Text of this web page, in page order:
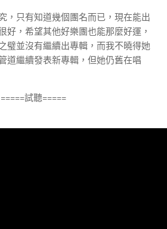
，只有知道幾個團名而已，現在能出
好，希望其他好樂團也能那麼好運，
璧並沒有繼續出專輯，而我不曉得她
道繼續發表新專輯，但她仍舊在唱
=====試聽=====